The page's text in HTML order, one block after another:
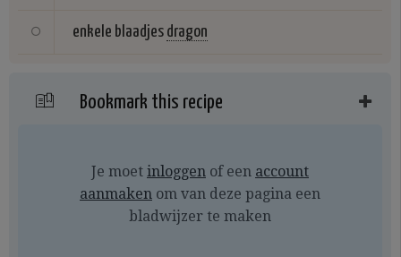
enkele blaadjes dragon
Bookmark this recipe
Je moet inloggen of een account
aanmaken om van deze pagina een
bladwijzer te maken